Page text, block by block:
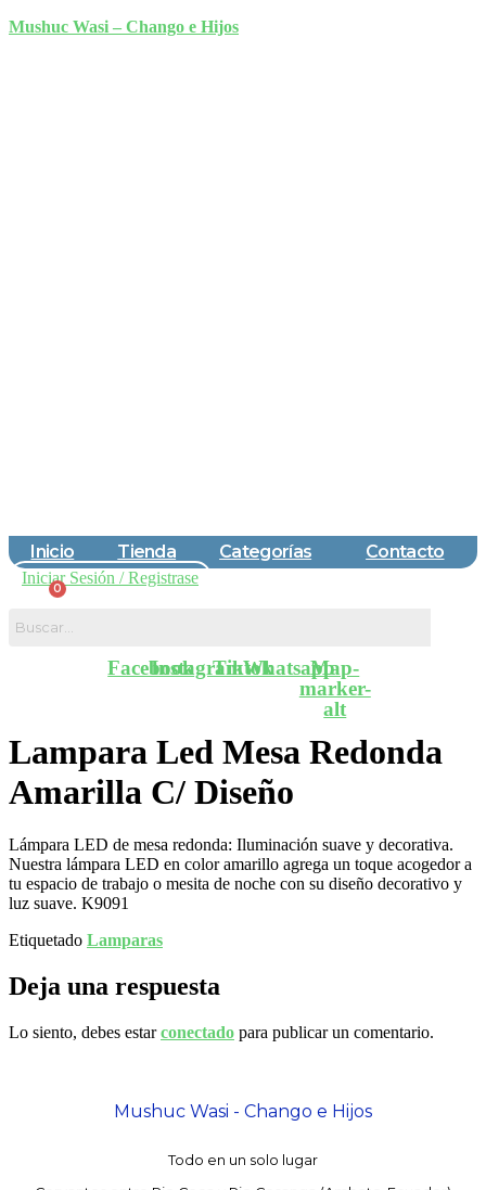
Mushuc Wasi – Chango e Hijos
Inicio Tienda Categorías Contacto
Iniciar Sesión / Registrase
FacebookInstagramTiktokWhatsappMap-
marker-
alt
Lampara Led Mesa Redonda
Amarilla C/ Diseño
Lámpara LED de mesa redonda: Iluminación suave y decorativa.
Nuestra lámpara LED en color amarillo agrega un toque acogedor a
tu espacio de trabajo o mesita de noche con su diseño decorativo y
luz suave. K9091
Etiquetado Lamparas
Deja una respuesta
Lo siento, debes estarconectado para publicar un comentario.
Mushuc Wasi - Chango e Hijos
Todo en un solo lugar